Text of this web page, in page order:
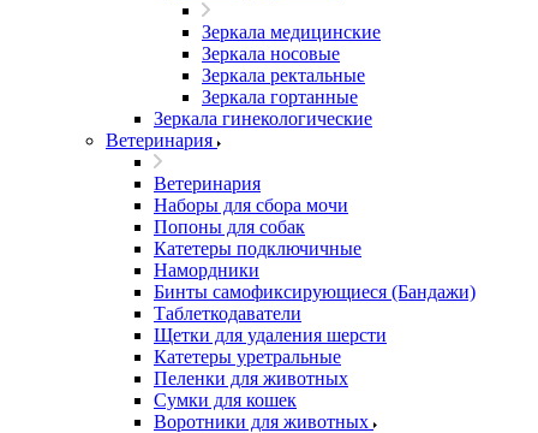
Зеркала медицинские
Зеркала носовые
Зеркала ректальные
Зеркала гортанные
Зеркала гинекологические
Ветеринария
Ветеринария
Наборы для сбора мочи
Попоны для собак
Катетеры подключичные
Намордники
Бинты самофиксирующиеся (Бандажи)
Таблеткодаватели
Щетки для удаления шерсти
Катетеры уретральные
Пеленки для животных
Сумки для кошек
Воротники для животных